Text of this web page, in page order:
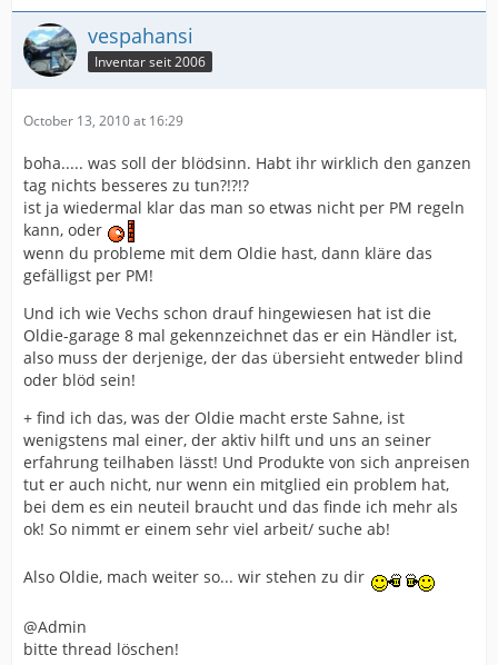
vespahansi
Inventar seit 2006
October 13, 2010 at 16:29
boha..... was soll der blödsinn. Habt ihr wirklich den ganzen
tag nichts besseres zu tun?!?!?
ist ja wiedermal klar das man so etwas nicht per PM regeln
kann, oder
wenn du probleme mit dem Oldie hast, dann kläre das
gefälligst per PM!
Und ich wie Vechs schon drauf hingewiesen hat ist die
Oldie-garage 8 mal gekennzeichnet das er ein Händler ist,
also muss der derjenige, der das übersieht entweder blind
oder blöd sein!
+ find ich das, was der Oldie macht erste Sahne, ist
wenigstens mal einer, der aktiv hilft und uns an seiner
erfahrung teilhaben lässt! Und Produkte von sich anpreisen
tut er auch nicht, nur wenn ein mitglied ein problem hat,
bei dem es ein neuteil braucht und das finde ich mehr als
ok! So nimmt er einem sehr viel arbeit/ suche ab!
Also Oldie, mach weiter so... wir stehen zu dir
@Admin
bitte thread löschen!